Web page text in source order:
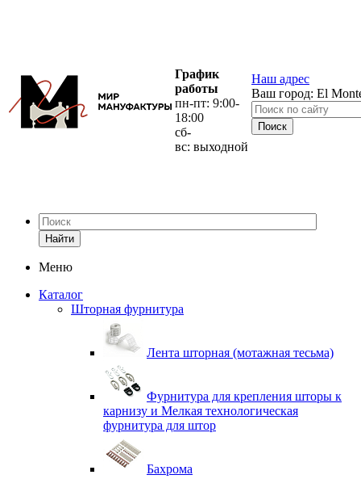
График
работы
пн-пт: 9:00-
18:00
сб-
вс: выходной
Наш адрес
Ваш город: El
Найти
Меню
Каталог
Шторная фурнитура
Лента шторная (мотажная тесьма)
Фурнитура для крепления шторы к
карнизу и Мелкая технологическая
фурнитура для штор
Бахрома